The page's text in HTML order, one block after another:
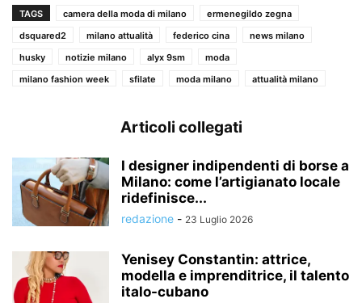
TAGS camera della moda di milano
ermenegildo zegna
dsquared2
milano attualità federico cina
news milano
husky
notizie milano alyx 9sm
moda
milano fashion week
sfilate moda milano attualità milano
Articoli collegati
I designer indipendenti di borse a
Milano: come l’artigianato locale
ridefinisce...
redazione - 23 Luglio 2026
Yenisey Constantin: attrice,
modella e imprenditrice, il talento
italo-cubano